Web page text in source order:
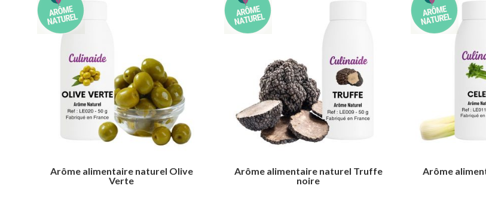
Arôme alimentaire naturel Olive
Verte
Arôme alimentaire naturel Truffe
noire
Arôme